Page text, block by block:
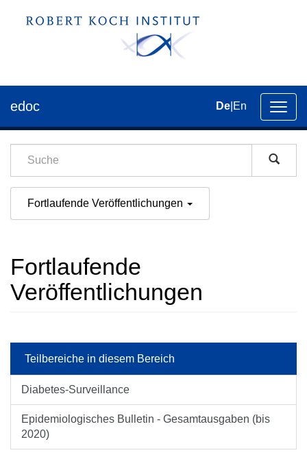
der
edoc De En
Fortlaufende Veröffentlichungen
Fortlaufende
Veröffentlichungen
Teilbereiche in diesem Bereich
Diabetes-Surveillance
Epidemiologisches Bulletin - Gesamtausgaben (bis
2020)